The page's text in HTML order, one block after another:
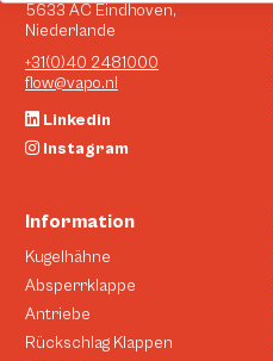
5633 AC Eindhoven,
Niederlande
+31(0)40 2481000
flow@vapo.nl
Linkedin
Instagram
Information
Kugelhähne
Absperrklappe
Antriebe
Rückschlag Klappen